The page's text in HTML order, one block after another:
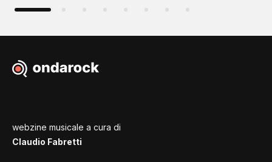
webzine musicale a cura di
Claudio Fabretti